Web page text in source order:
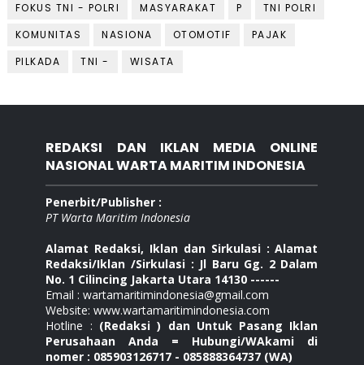
FOKUS TNI - POLRI
MASYARAKAT P
TNI POLRI
KOMUNITAS
NASIONA OTOMOTIF
PAJAK
PILKADA
TNI - WISATA
REDAKSI DAN IKLAN MEDIA ONLINE
NASIONAL WARTA MARITIM INDONESIA
Penerbit/Publisher :
PT Warta Maritim Indonesia
Alamat Redaksi, Iklan dan Sirkulasi : Alamat
Redaksi/Iklan /Sirkulasi : Jl Baru Gg. 2 Dalam
No. 1 Cilincing Jakarta Utara 14130 ------
Email : wartamaritimindonesia@gmail.com
Website: www.wartamaritimindonesia.com
Hotline : (Redaksi ) dan Untuk Pasang Iklan
Perusahaan Anda = Hubungi/WAkami di
nomer : 085903126717 - 085888364737 (WA)